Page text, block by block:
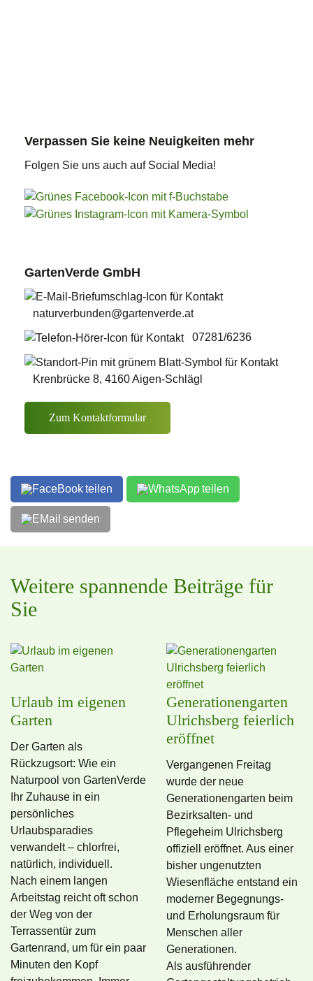
Verpassen Sie keine Neuigkeiten mehr
Folgen Sie uns auch auf Social Media!
GartenVerde GmbH
naturverbunden@gartenverde.at
07281/6236
Krenbrücke 8, 4160 Aigen-Schlägl
Zum Kontaktformular
teilen teilen
senden
Weitere spannende Beiträge für
Sie
Urlaub im eigenen
Garten
Der Garten als
Rückzugsort: Wie ein
Naturpool von GartenVerde
Ihr Zuhause in ein
persönliches
Urlaubsparadies
verwandelt – chlorfrei,
natürlich, individuell.
Nach einem langen
Arbeitstag reicht oft schon
der Weg von der
Terrassentür zum
Gartenrand, um für ein paar
Minuten den Kopf
Generationengarten
Ulrichsberg feierlich
eröffnet
Vergangenen Freitag
wurde der neue
Generationengarten beim
Bezirksalten- und
Pflegeheim Ulrichsberg
offiziell eröffnet. Aus einer
bisher ungenutzten
Wiesenfläche entstand ein
moderner Begegnungs-
und Erholungsraum für
Menschen aller
Generationen.
Als ausführender